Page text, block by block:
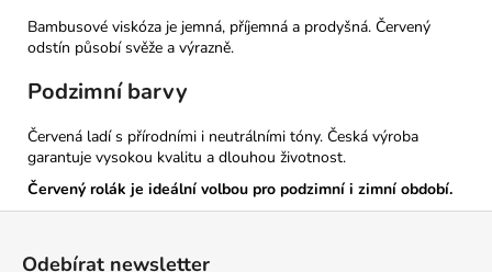
Bambusové viskóza je jemná, příjemná a prodyšná. Červený
odstín působí svěže a výrazně.
Podzimní barvy
Červená ladí s přírodními i neutrálními tóny. Česká výroba
garantuje vysokou kvalitu a dlouhou životnost.
Červený rolák je ideální volbou pro podzimní i zimní období.
Odebírat newsletter